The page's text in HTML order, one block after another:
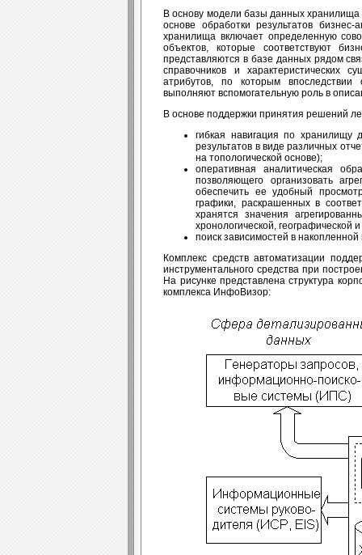
В основу модели базы данных хранилища
основе обработки результатов
хранилища включает определенную
объектов, которые соответствуют
представляются в базе данных рядом
справочников и характеристических
атрибутов, по которым впоследствии
выполняют вспомогательную роль в
В основе поддержки принятия решений
гибкая навигация по хранилищу
результатов в виде различных
на топологической основе);
оперативная аналитическая
позволяющего организовать
обеспечить ее удобный
графики, раскрашенных в
хранятся значения
хронологической,
поиск зависимостей в
Комплекс средств автоматизации
инструментального средства при
На рисунке представлена структура
комплекса ИнфоВизор: